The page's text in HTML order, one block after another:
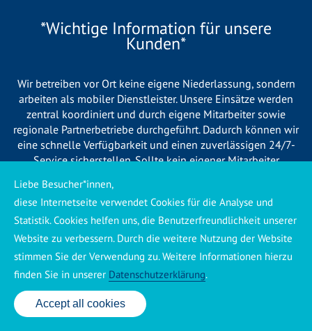
*Wichtige Information für unsere
Kunden*
Wir betreiben vor Ort keine eigene Niederlassung, sondern
arbeiten als mobiler Dienstleister. Unsere Einsätze werden
zentral koordiniert und durch eigene Mitarbeiter sowie
regionale Partnerbetriebe durchgeführt. Dadurch können wir
eine schnelle Verfügbarkeit und einen zuverlässigen 24/7-
Service sicherstellen. Sollte kein eigener Mitarbeiter
Ihrer Region den Auftrag. Alle eingesetzten Betriebe sind
verpflichtet, Sie vor Beginn der Arbeiten transparent über die
voraussichtlichen Kosten zu informieren und ortsübliche
Preise zu berechnen.
24 Std. Service: ✆ 0176 160 517 86
Accept all cookies
Liebe Besucher*innen,
diese Internetseite verwendet Cookies für die Analyse und
Statistik. Cookies helfen uns, die Benutzerfreundlichkeit unserer
Website zu verbessern. Durch die weitere Nutzung der Website
stimmen Sie der Verwendung zu. Weitere Informationen hierzu
finden Sie in unserer Datenschutzerklärung.